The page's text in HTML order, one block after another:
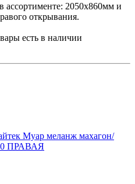
ассортименте: 2050x860мм и
открывания.
есть в наличии
Муар меланж махагон/
ПРАВАЯ